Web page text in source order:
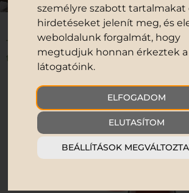
személyre szabott tartalmakat
hirdetéseket jelenít meg, és
weboldalunk forgalmát, hogy
megtudjuk honnan érkeztek a
látogatóink.
ELFOGADOM
ELUTASÍTOM
BEÁLLÍTÁSOK
Termékeink/Vegán
termékek/ KOKTÉLPARADICSOMLÉ